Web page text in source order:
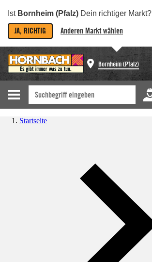
Ist Bornheim (Pfalz) Dein richtiger Markt?
JA, RICHTIG Anderen Markt wählen
Bornheim (Pfalz)
Startseite